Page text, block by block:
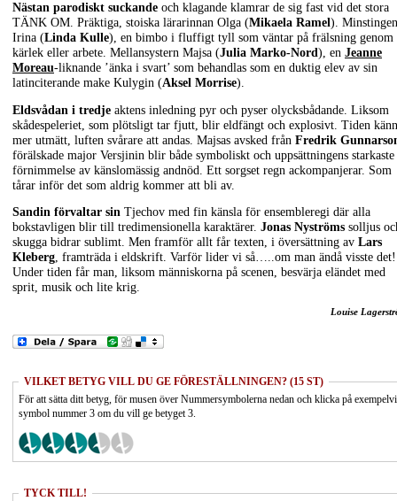
Nästan parodiskt suckande och klagande klamrar de sig fast vid det stora
TÄNK OM. Präktiga, stoiska lärarinnan Olga (Mikaela Ramel). Minstingen
Irina (Linda Kulle), en bimbo i fluffigt tyll som väntar på frälsning genom
kärlek eller arbete. Mellansystern Majsa (Julia Marko-Nord), en Jeanne
Moreau-liknande ’änka i svart’ som behandlas som en duktig elev av sin
latinciterande make Kulygin (Aksel Morrise).
Eldsvådan i tredje aktens inledning pyr och pyser olycksbådande. Liksom
skådespeleriet, som plötsligt tar fjutt, blir eldfängt och explosivt. Tiden
mer utmätt, luften svårare att andas. Majsas avsked från Fredrik
förälskade major Versjinin blir både symboliskt och uppsättningens starkaste
förnimmelse av känslomässig andnöd. Ett sorgset regn ackompanjerar. Som
tårar inför det som aldrig kommer att bli av.
Sandin förvaltar sin Tjechov med fin känsla för ensembleregi där alla
bokstavligen blir till tredimensionella karaktärer. Jonas Nyströms solljus
skugga bidrar sublimt. Men framför allt får texten, i översättning av Lars
Kleberg, framträda i eldskrift. Varför lider vi så…..om man ändå visste det!
Under tiden får man, liksom människorna på scenen, besvärja eländet med
sprit, musik och lite krig.
Louise
VILKET BETYG VILL DU GE FÖRESTÄLLNINGEN? (15 ST)
För att sätta ditt betyg, för musen över Nummersymbolerna nedan och klicka på
symbol nummer 3 om du vill ge betyget 3.
TYCK TILL!